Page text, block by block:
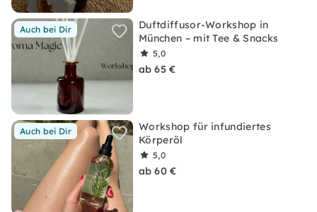
Auch bei Dir
Duftdiffusor-Workshop in
München – mit Tee & Snacks
5,0
ab 65 €
Auch bei Dir
Workshop für infundiertes
Körperöl
5,0
ab 60 €